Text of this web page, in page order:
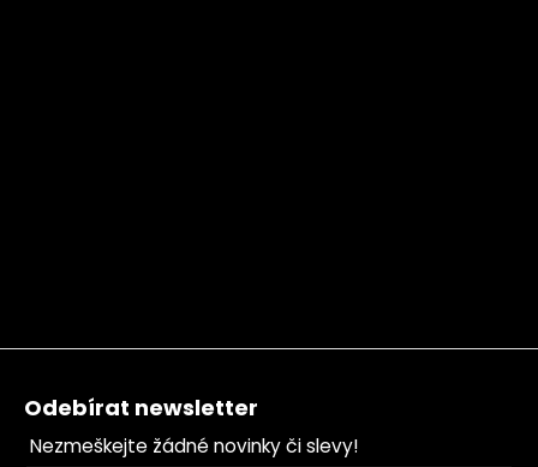
Zápatí
Odebírat newsletter
Nezmeškejte žádné novinky či slevy!